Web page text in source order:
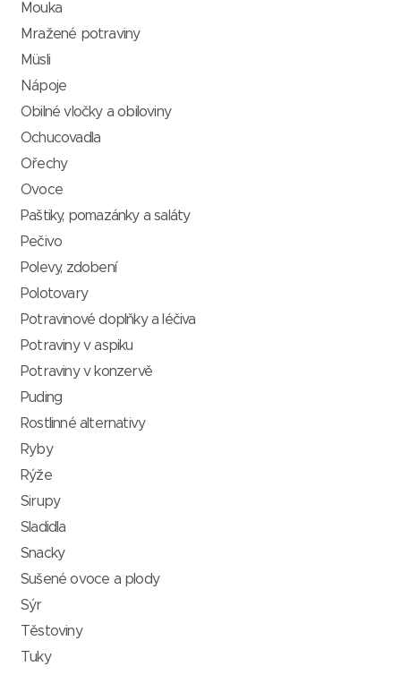
Mouka
Mražené potraviny
Müsli
Nápoje
Obilné vločky a obiloviny
Ochucovadla
Ořechy
Ovoce
Paštiky, pomazánky a saláty
Pečivo
Polevy, zdobení
Polotovary
Potravinové doplňky a léčiva
Potraviny v aspiku
Potraviny v konzervě
Puding
Rostlinné alternativy
Ryby
Rýže
Sirupy
Sladidla
Snacky
Sušené ovoce a plody
Sýr
Těstoviny
Tuky